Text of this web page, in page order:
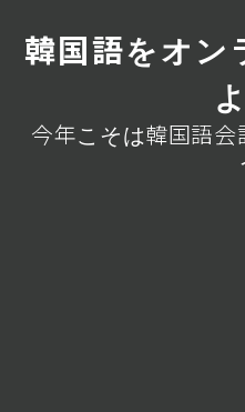
韓国語をオン
今年こそは韓国語